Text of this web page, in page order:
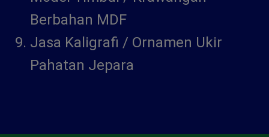
Berbahan MDF
Jasa Kaligrafi / Ornamen Ukir
Pahatan Jepara